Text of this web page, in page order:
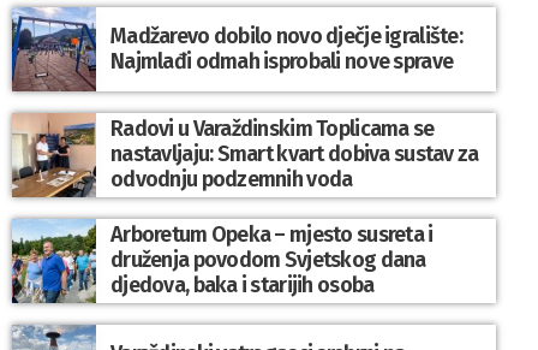
Madžarevo dobilo novo dječje igralište:
Najmlađi odmah isprobali nove sprave
Radovi u Varaždinskim Toplicama se
nastavljaju: Smart kvart dobiva sustav za
odvodnju podzemnih voda
Arboretum Opeka – mjesto susreta i
druženja povodom Svjetskog dana
djedova, baka i starijih osoba